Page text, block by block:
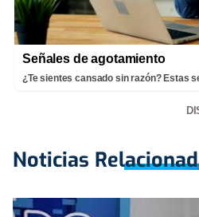
Señales de agotamiento
¿Te sientes cansado sin razón? Estas
Noticias